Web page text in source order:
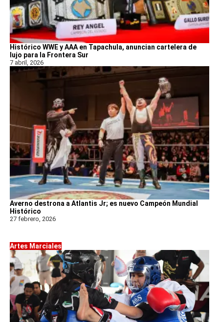
Histórico WWE y AAA en Tapachula, anuncian cartelera de
lujo para la Frontera Sur
7 abril, 2026
Averno destrona a Atlantis Jr; es nuevo Campeón Mundial
Histórico
27 febrero, 2026
Artes Marciales